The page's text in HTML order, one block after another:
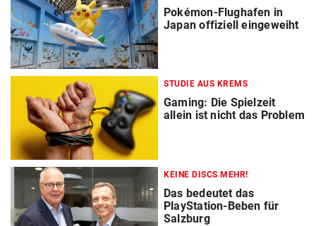
Pokémon-Flughafen in
Japan offiziell eingeweiht
STUDIE AUS KREMS
Gaming: Die Spielzeit
allein ist nicht das Problem
KEINE DISCS MEHR!
Das bedeutet das
PlayStation-Beben für
Salzburg